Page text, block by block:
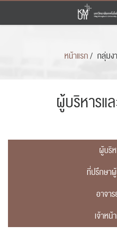
Skip
content
หน้าแรก/ กลุ่มง
ผู้บริหารแ
ผู้บริ
ที่ปรึกษา
อาจา
เจ้าหน้